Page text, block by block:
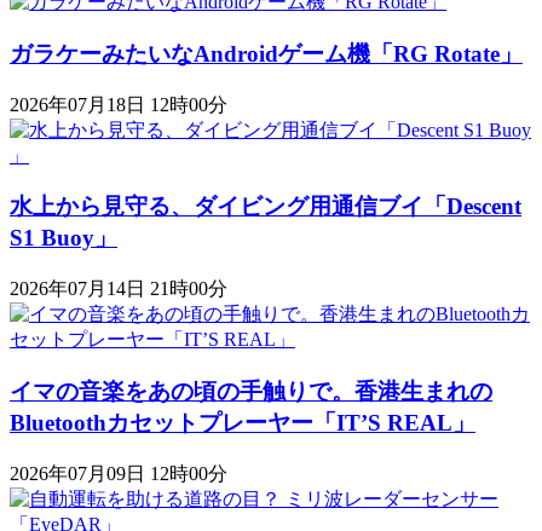
ガラケーみたいなAndroidゲーム機「RG Rotate」
2026年07月18日 12時00分
水上から見守る、ダイビング用通信ブイ「Descent
S1 Buoy​​」
2026年07月14日 21時00分
イマの音楽をあの頃の手触りで。香港生まれの
Bluetoothカセットプレーヤー「IT’S REAL」
2026年07月09日 12時00分